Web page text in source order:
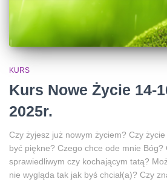
KURS
Kurs Nowe Życie 14-
2025r.
Czy żyjesz już nowym życiem? Czy
być piękne? Czego chce ode mnie Bóg?
sprawiedliwym czy kochającym tatą?
nie wygląda tak jak byś chciał(a)? Czy